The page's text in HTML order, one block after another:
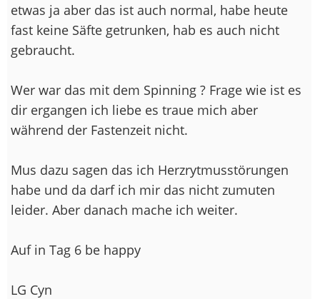
etwas ja aber das ist auch normal, habe heute
fast keine Säfte getrunken, hab es auch nicht
gebraucht.
Wer war das mit dem Spinning ? Frage wie ist es
dir ergangen ich liebe es traue mich aber
während der Fastenzeit nicht.
Mus dazu sagen das ich Herzrytmusstörungen
habe und da darf ich mir das nicht zumuten
leider. Aber danach mache ich weiter.
Auf in Tag 6 be happy
LG Cyn